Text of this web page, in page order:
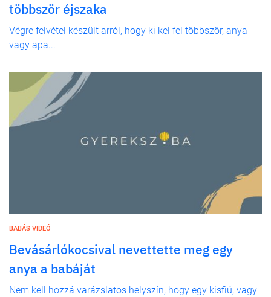
többször éjszaka
Végre felvétel készült arról, hogy ki kel fel többször, anya
vagy apa...
BABÁS VIDEÓ
Bevásárlókocsival nevettette meg egy
anya a babáját
Nem kell hozzá varázslatos helyszín, hogy egy kisfiú, vagy